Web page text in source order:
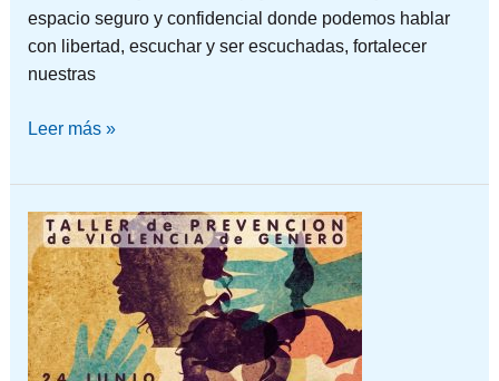
espacio seguro y confidencial donde podemos hablar
con libertad, escuchar y ser escuchadas, fortalecer
nuestras
Leer más »
MÁS
IGUALDAD,
MÁS
PREVENCIÓN,
MÁS
BIENESTAR